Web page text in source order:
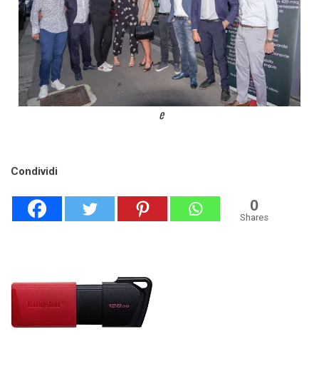
e
Condividi
0
Shares